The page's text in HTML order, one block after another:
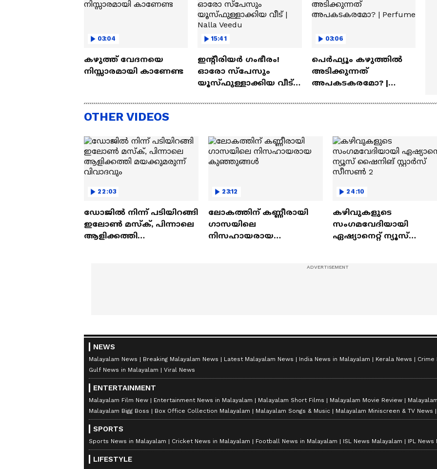
03:04
കഴുത്ത് വേദനയെ
നിസ്സാരമായി കാണേണ്ട
15:41
ഇന്റീരിയർ ഗംഭീരം!
ഓരോ സ്‌പേസും
യൂസ്ഫുള്ളാക്കിയ വീട് |
03:06
പെർഫ്യൂം കഴുത്തിൽ
അടിക്കുന്നത്
അപകടകരമോ? |
OTHER VIDEOS
22:03
ഡോജിൽ നിന്ന് പടിയിറങ്ങി
ഇലോൺ മസ്ക്, പിന്നാലെ
ആളിക്കത്തി
23:12
ലോകത്തിന് കണ്ണീരായി
ഗാസയിലെ
നിസഹായരായ
24:10
കഴിവുകളുടെ
സംഗമവേദിയായി
ഏഷ്യാനെറ്റ് ന്യൂസ്
NEWS
Malayalam News Breaking Malayalam News Latest Malayalam News India News in Malayalam Kerala News Crime
Gulf News in Malayalam
Viral News
ENTERTAINMENT
Malayalam Film New Entertainment News in Malayalam Malayalam Short Films Malayalam Movie Review
Malayalam Bigg Boss
Box Office Collection Malayalam Malayalam Songs & Music Malayalam Miniscreen & TV News
SPORTS
Sports News in Malayalam Cricket News in Malayalam Football News in Malayalam ISL News Malayalam IPL News
LIFESTYLE